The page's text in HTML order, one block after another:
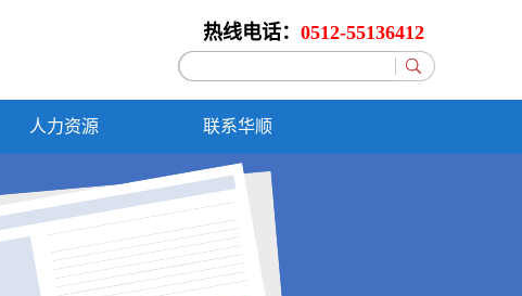
热线电话： 0512-55136412
人力资源 联系华顺